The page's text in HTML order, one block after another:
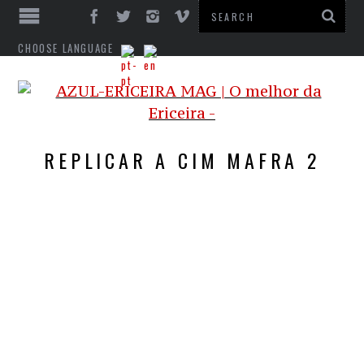
CHOOSE LANGUAGE
REPLICAR A CIM MAFRA 2